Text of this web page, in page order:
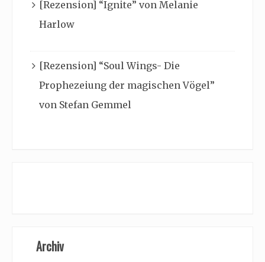
[Rezension] “Ignite” von Melanie
Harlow
[Rezension] “Soul Wings- Die
Prophezeiung der magischen Vögel”
von Stefan Gemmel
Archiv